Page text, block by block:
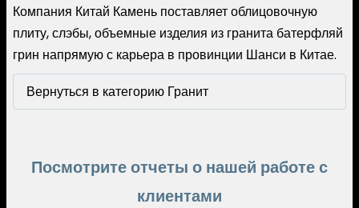
Компания Китай Камень поставляет облицовочную
плиту, слэбы, объемные изделия из гранита батерфляй
грин напрямую с карьера в провинции Шанси в Китае.
Вернуться в категорию Гранит
Посмотрите отчеты о нашей работе с
клиентами